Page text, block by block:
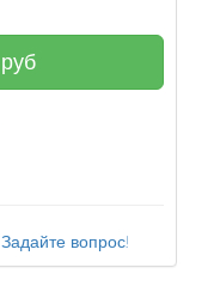
руб
Задайте вопрос!